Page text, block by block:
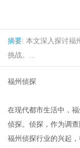
摘要: 本文深入探讨福
挑战。...
福州侦探
在现代都市生活中，
侦探。侦探，作为调
福州侦探行业的兴起